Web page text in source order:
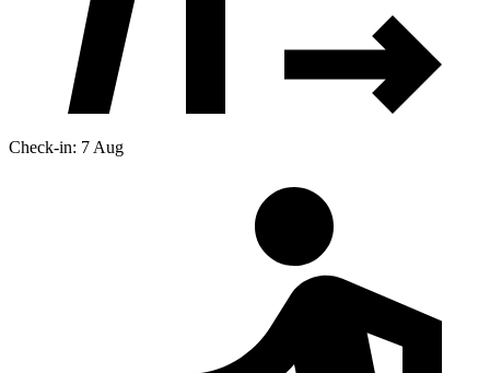
Check-in: 7 Aug